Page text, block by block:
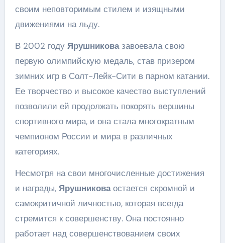
своим неповторимым стилем и изящными
движениями на льду.
В 2002 году Ярушниковазавоевала свою
первую олимпийскую медаль, став призером
зимних игр в Солт-Лейк-Сити в парном катании.
Ее творчество и высокое качество выступлений
позволили ей продолжать покорять вершины
спортивного мира, и она стала многократным
чемпионом России и мира в различных
категориях.
Несмотря на свои многочисленные достижения
и награды, Ярушниковаостается скромной и
самокритичной личностью, которая всегда
стремится к совершенству. Она постоянно
работает над совершенствованием своих